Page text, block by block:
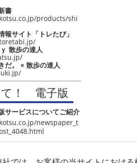
書
products/shi
報サイト「トレたび」
散歩の達人
だ。 × 散歩の達人
て！ 電子版
サービスについてご紹介
newspaper_t